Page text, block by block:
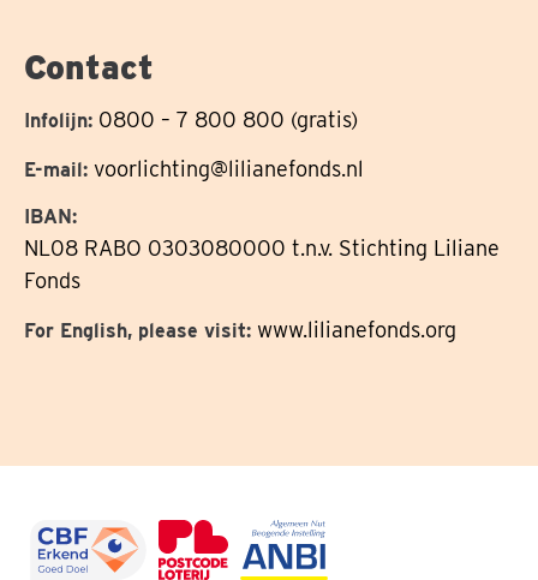
Contact
Infolijn: 0800 – 7 800 800 (gratis)
E-mail: voorlichting@lilianefonds.nl
IBAN:
NL08 RABO 0303080000 t.n.v. Stichting Liliane
Fonds
For English, please visit: www.lilianefonds.org